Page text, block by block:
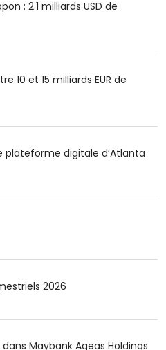
: 2.1 milliards USD de
10 et 15 milliards EUR de
digitale d’Atlanta
2026
Maybank Ageas Holdings